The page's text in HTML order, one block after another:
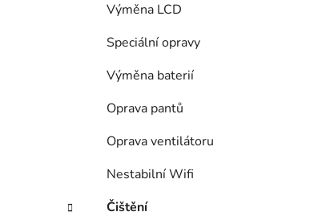
Výměna LCD
Speciální opravy
Výměna baterií
Oprava pantů
Oprava ventilátoru
Nestabilní Wifi
Čištění